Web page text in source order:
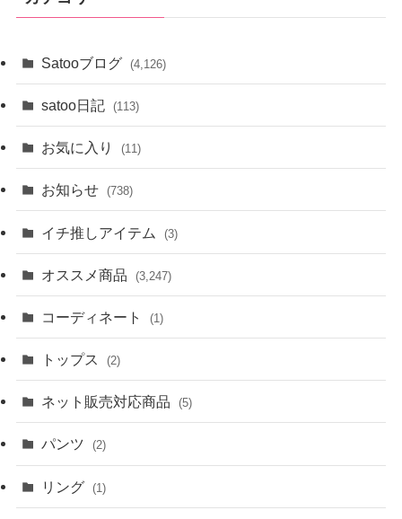
ブ
Satooブログ (4,126)
satoo日記 (113)
お気に入り (11)
お知らせ (738)
イチ推しアイテム (3)
オススメ商品 (3,247)
コーディネート (1)
トップス (2)
ネット販売対応商品 (5)
パンツ (2)
リング (1)